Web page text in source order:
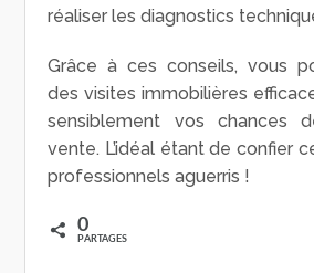
réaliser les diagnostics
Grâce à ces conseils, vous
des visites immobilières
sensiblement vos chances
vente. L’idéal étant de confier
professionnels aguerris !
0
PARTAGES